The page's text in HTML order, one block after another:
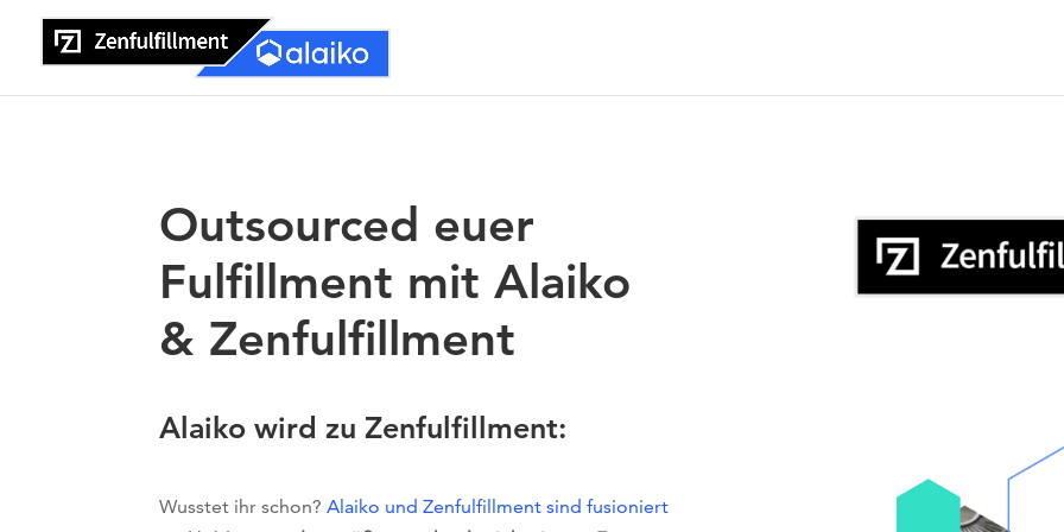
Outsourced euer
Fulfillment mit Alaiko
& Zenfulfillment
Alaiko wird zu Zenfulfillment:
Wusstet ihr schon?Alaiko und Zenfulfillment sind fusioniert